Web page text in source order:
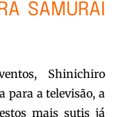
SAMURAI
Shinichiro
para a televisão, a
mais sutis já